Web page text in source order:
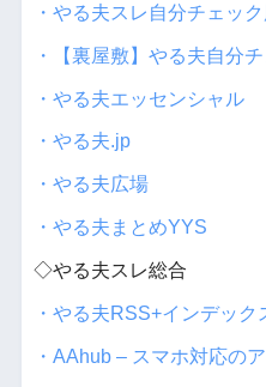
・やる夫スレ自分チェック
・【裏屋敷】やる夫自分
・やる夫エッセンシャル
・やる夫.jp
・やる夫広場
・やる夫まとめYYS
◇やる夫スレ総合
・やる夫RSS+インデック
・AAhub – スマホ対応の